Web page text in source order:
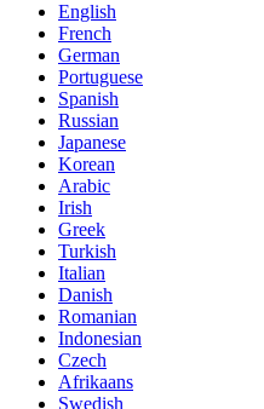
English
French
German
Portuguese
Spanish
Russian
Japanese
Korean
Arabic
Irish
Greek
Turkish
Italian
Danish
Romanian
Indonesian
Czech
Afrikaans
Swedish